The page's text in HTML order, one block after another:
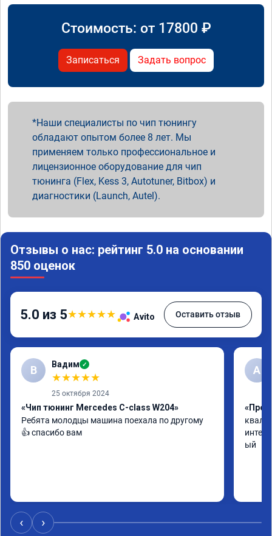
Стоимость: от 17800 ₽
Записаться Задать вопрос
Наши специалисты по чип тюнингу
обладают опытом более 8 лет. Мы
применяем только профессиональное и
лицензионное оборудование для чип
тюнинга (Flex, Kess 3, Autotuner, Bitbox) и
диагностики (Launch, Autel).
Отзывы о нас: рейтинг 5.0 на основании
850 оценок
5.0 из 5★★★★★ Avito Оставить отзыв
В Вадим ✓
★★★★★
25 октября 2024
«Чип тюнинг Mercedes C-class W204»
Ребята молодцы машина поехала по другому
👍 спасибо вам
А
ый
‹ ›